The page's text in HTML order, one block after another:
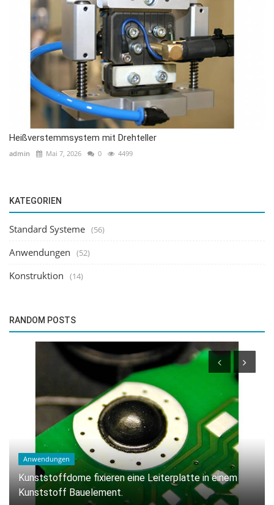
Heißverstemmsystem mit Drehteller
admin Mai 7, 2026 0 4499
KATEGORIEN
Standard Systeme (56)
Anwendungen (52)
Konstruktion (14)
RANDOM POSTS
Standard Systeme
Heißverstemmsystem mit Drehteller: Effiziente und
Flexible Lösung für...